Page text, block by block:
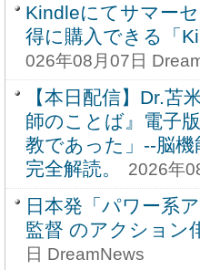
Kindleにてサマー
得に購入できる「
026年08月07日
【本日配信】Dr.
師のことば』電子
教であった」--脳
完全解読。
2026年
日本発「パワー系
監督 のアクション
日 DreamNews